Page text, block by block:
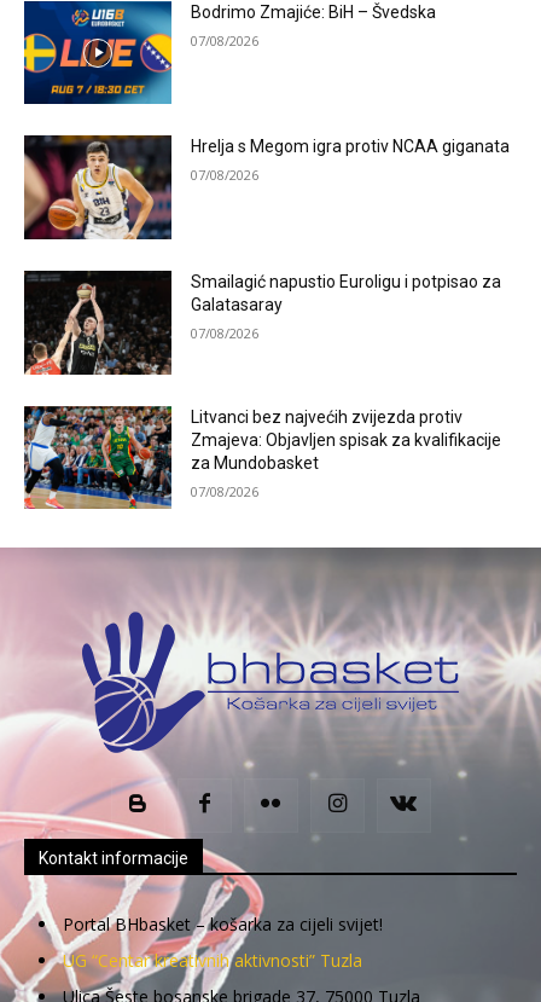
Bodrimo Zmajiće: BiH – Švedska
07/08/2026
Hrelja s Megom igra protiv NCAA giganata
07/08/2026
Smailagić napustio Euroligu i potpisao za
Galatasaray
07/08/2026
Litvanci bez najvećih zvijezda protiv
Zmajeva: Objavljen spisak za kvalifikacije
za Mundobasket
07/08/2026
Kontakt informacije
Portal BHbasket – košarka za cijeli svijet!
UG “Centar kreativnih aktivnosti” Tuzla
Ulica Šeste bosanske brigade 37, 75000 Tuzla